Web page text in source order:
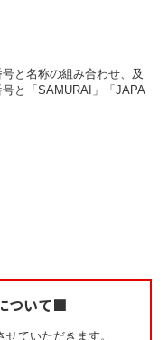
と名称の組み合わせ、及
と「SAMURAI」「JAPA
ついて■
ていただきます。